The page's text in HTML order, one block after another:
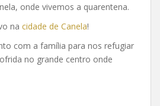
onde vivemos a quarentena.
na cidade de Canela!
com a família para nos refugiar
no grande centro onde